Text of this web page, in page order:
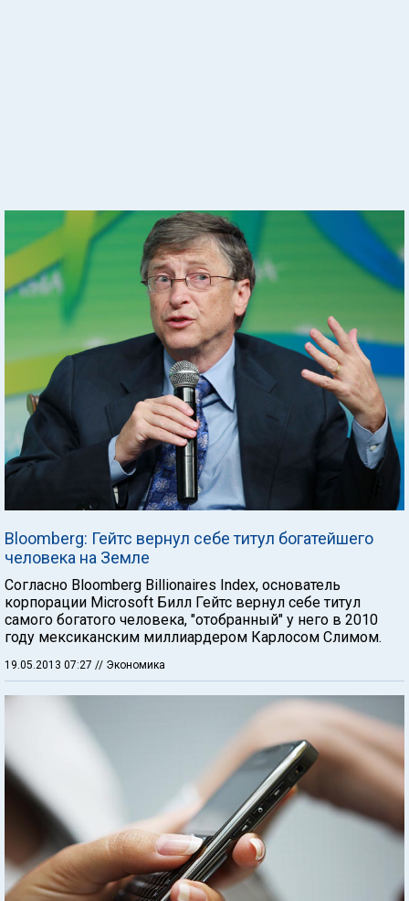
Bloomberg: Гейтс вернул себе титул богатейшего
человека на Земле
Согласно Bloomberg Billionaires Index, основатель
корпорации Microsoft Билл Гейтс вернул себе титул
самого богатого человека, "отобранный" у него в 2010
году мексиканским миллиардером Карлосом Слимом.
19.05.2013 07:27 // Экономика